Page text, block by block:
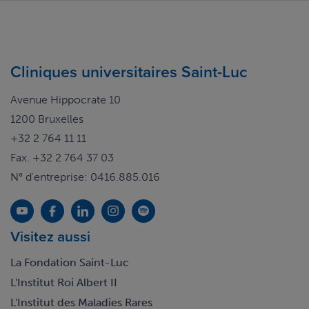
Cliniques universitaires Saint-Luc
Avenue Hippocrate 10
1200 Bruxelles
+32 2 764 11 11
Fax. +32 2 764 37 03
N° d'entreprise: 0416.885.016
Visitez aussi
La Fondation Saint-Luc
L'Institut Roi Albert II
L'Institut des Maladies Rares